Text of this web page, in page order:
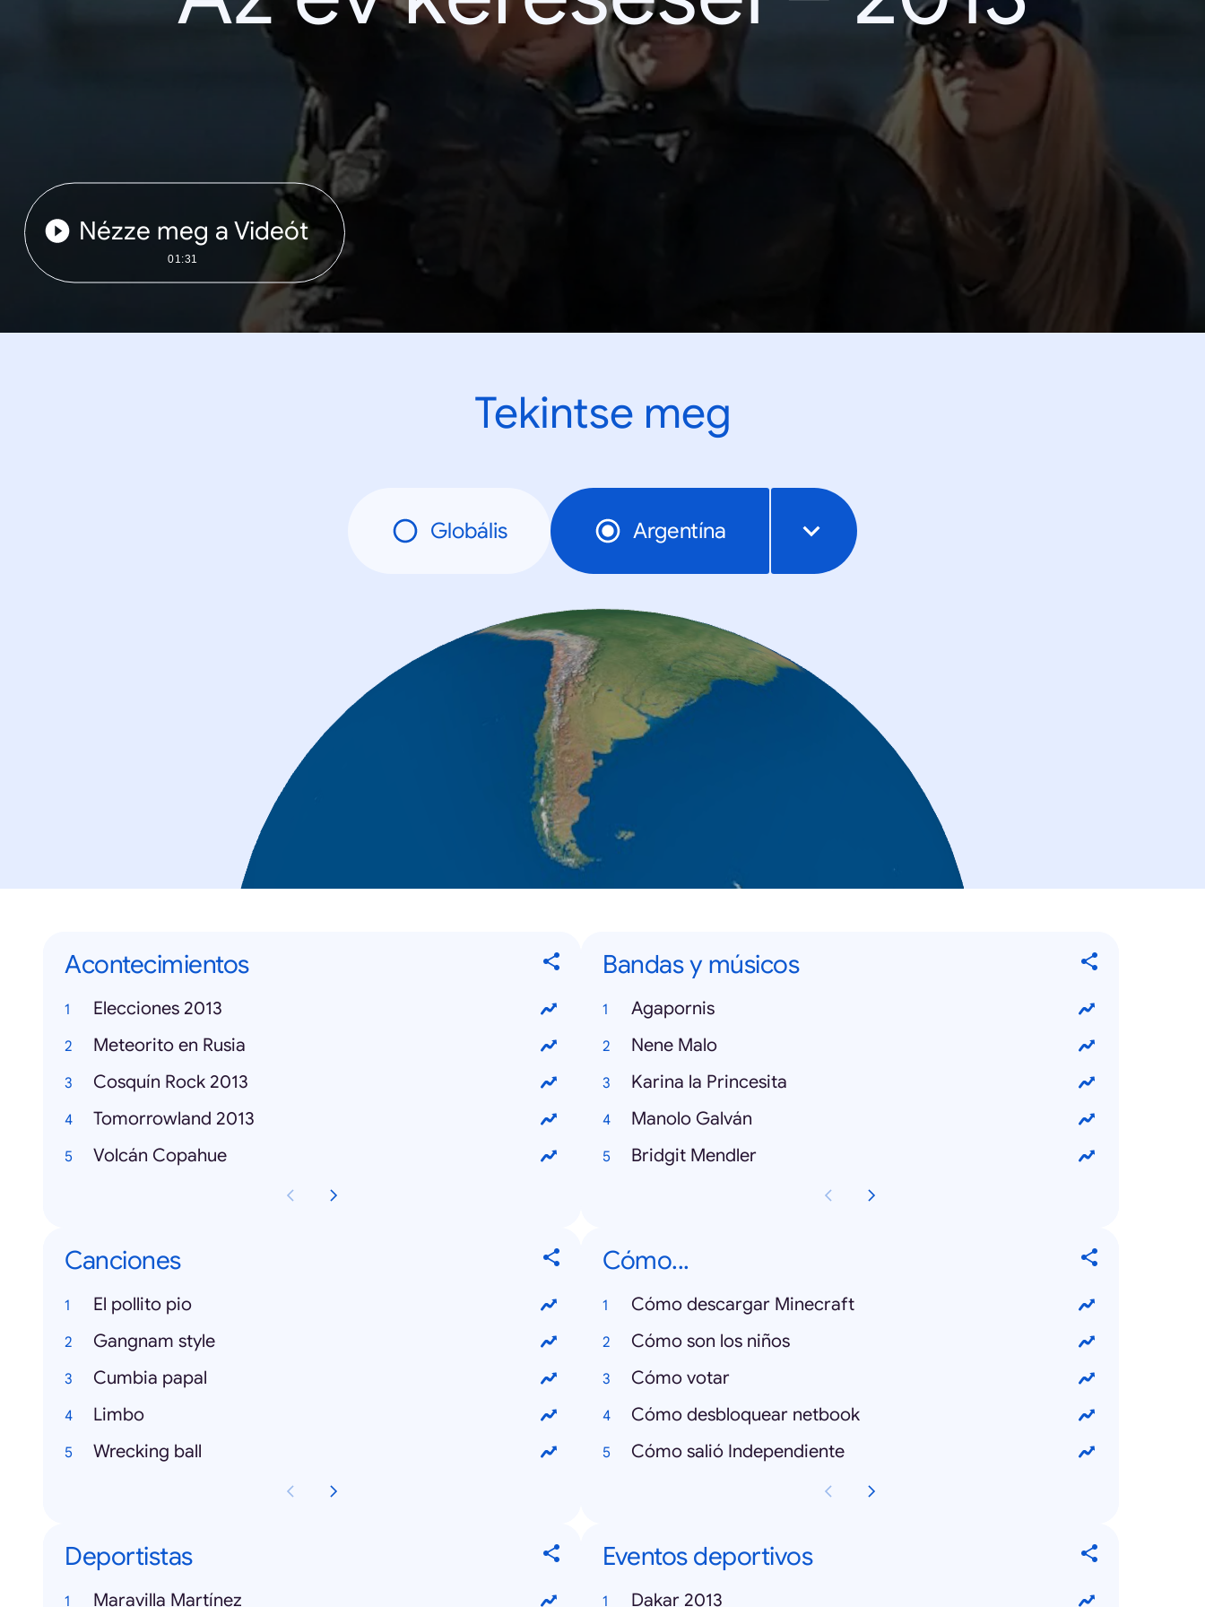
Nézze meg a Videót
01:31
Tekintse meg
Globális Argentína
Acontecimientos
Elecciones 2013
Meteorito en Rusia
Cosquín Rock 2013
Tomorrowland 2013
Volcán Copahue
Bandas y músicos
Agapornis
Nene Malo
Karina la Princesita
Manolo Galván
Bridgit Mendler
Canciones
El pollito pio
Gangnam style
Cumbia papal
Limbo
Wrecking ball
Cómo...
Cómo descargar Minecraft
Cómo son los niños
Cómo votar
Cómo desbloquear netbook
Cómo salió Independiente
Deportistas
Maravilla Martínez
Eventos deportivos
Dakar 2013